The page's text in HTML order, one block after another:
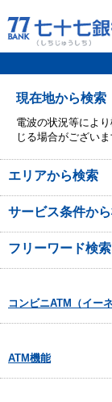
現在地から検索
電波の状況等によ
じる場合がございま
エリアから検索
サービス条件か
フリーワード検索
コンビニATM（イー
ATM機能